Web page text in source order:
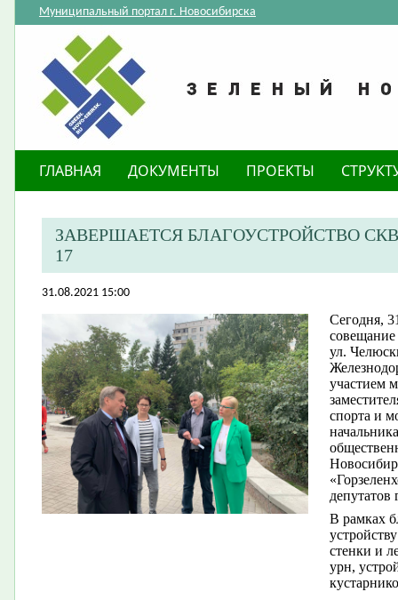
Муниципальный портал г. Новосибирска
ГЛАВНАЯ ДОКУМЕНТЫ ПРОЕКТЫ
ЗАВЕРШАЕТСЯ БЛАГОУСТРОЙСТВО
17
31.08.2021 15:00
​Сегодня,
совещание
ул.
участием
спорта и
В рамках
стенки и
урн,